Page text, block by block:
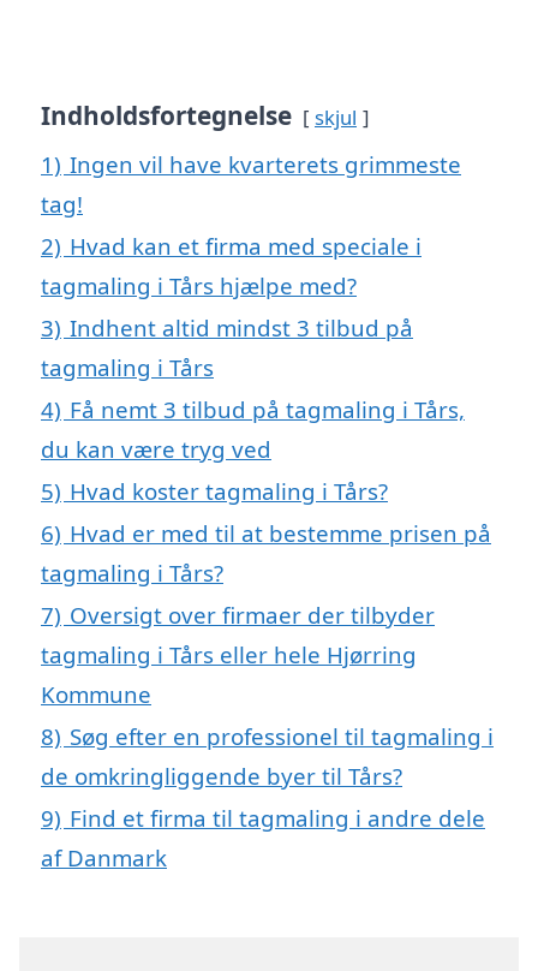
Indholdsfortegnelse skjul
1) Ingen vil have kvarterets grimmeste
tag!
2) Hvad kan et firma med speciale i
tagmaling i Tårs hjælpe med?
3) Indhent altid mindst 3 tilbud på
tagmaling i Tårs
4) Få nemt 3 tilbud på tagmaling i Tårs,
du kan være tryg ved
5) Hvad koster tagmaling i Tårs?
6) Hvad er med til at bestemme prisen på
tagmaling i Tårs?
7) Oversigt over firmaer der tilbyder
tagmaling i Tårs eller hele Hjørring
Kommune
8) Søg efter en professionel til tagmaling i
de omkringliggende byer til Tårs?
9) Find et firma til tagmaling i andre dele
af Danmark